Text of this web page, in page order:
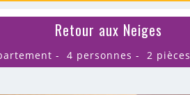
Retour aux Neiges
4 personnes 2 pièces